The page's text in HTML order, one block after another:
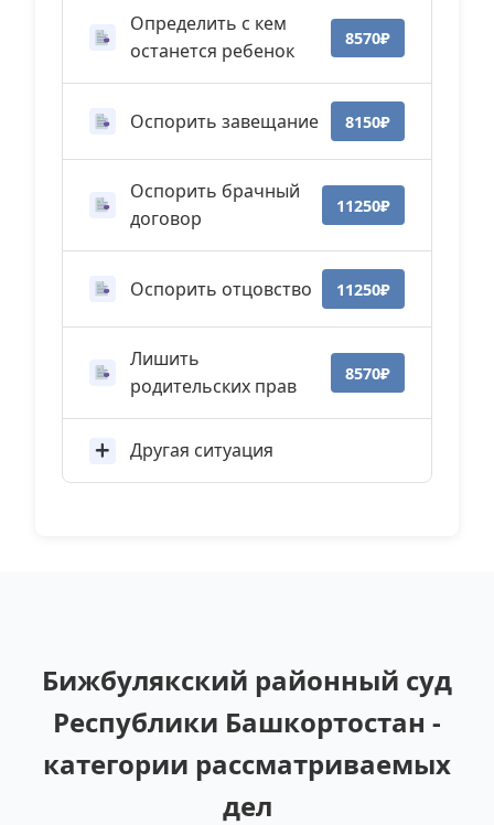
Определить с кем
останется ребенок
8570₽
Оспорить завещание 8150₽
Оспорить брачный
договор
11250₽
Оспорить отцовство 11250₽
Лишить
родительских прав
8570₽
Другая ситуация
Бижбулякский районный суд
Республики Башкортостан -
категории рассматриваемых
дел